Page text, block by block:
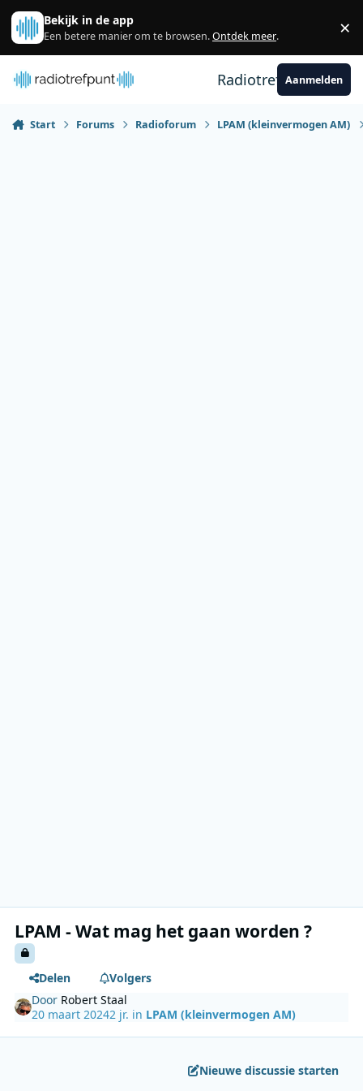
Spring naar bijdragen
Bekijk in de app
Een betere manier om te browsen.Ontdek meer. ×
RadiotrefpuntAanmelden
Start Forums Radioforum LPAM (kleinvermogen AM)
LPAM - Wat mag het gaan worden ?
Delen
Volgers
Door Robert Staal
20 maart 20242 jr. in LPAM (kleinvermogen AM)
Nieuwe discussie starten